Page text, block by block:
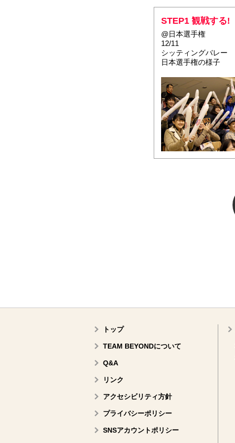
STEP1 観戦する!
@日本選手権
12/11
シッティングバレー
日本選手権の様子
トップ
TEAM BEYONDについて
Q&A
リンク
アクセシビリティ方針
プライバシーポリシー
SNSアカウントポリシー